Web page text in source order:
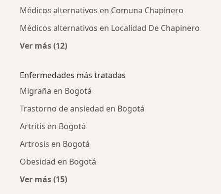
Médicos alternativos en Comuna Chapinero
Médicos alternativos en Localidad De Chapinero
Ver más (12)
Enfermedades más tratadas
Migraña en Bogotá
Trastorno de ansiedad en Bogotá
Artritis en Bogotá
Artrosis en Bogotá
Obesidad en Bogotá
Ver más (15)